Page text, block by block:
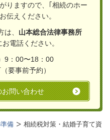
りますので、｢相続のホー
伝えください。
は、 山本総合法律事務所
お電話ください。
9：00〜18：00
要事前予約）
問い合わせ
備
相続税対策・結婚子育て資